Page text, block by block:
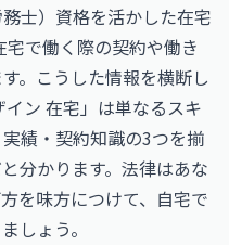
士）資格を活かした在宅
宅で働く際の契約や働き
。こうした情報を横断し
ン 在宅」は単なるスキ
績・契約知識の3つを揃
分かります。法律はあな
を味方につけて、自宅で
しょう。